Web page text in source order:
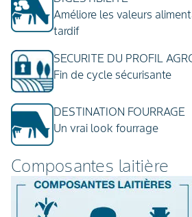
Améliore les valeurs
tardif
SECURITE DU PROFIL
Fin de cycle sécurisante
DESTINATION FOURRAGE
Un vrai look fourrage
Composantes laitière